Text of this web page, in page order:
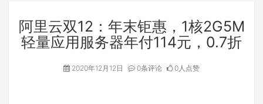
阿里云双12：年末钜惠，1核2G5M
轻量应用服务器年付114元，0.7折
2020年12月12日 0条评论 0人点赞